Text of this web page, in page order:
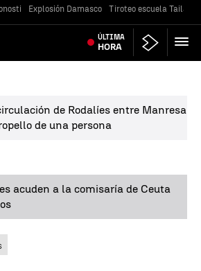
Explosión Damasco Tiroteo escuela
ÚLTIMA
HORA
de Rodalíes entre Manresa
de una persona
acuden a la comisaría de Ceuta